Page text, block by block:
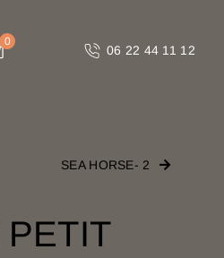
06 22 44 11 12
SEA HORSE- 2